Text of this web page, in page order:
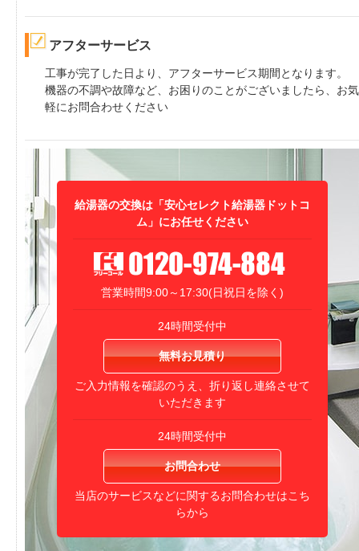
アフターサービス
工事が完了した日より、アフターサービス期間となります。
機器の不調や故障など、お困りのことがございましたら、お気
軽にお問合わせください
給湯器の交換は「安心セレクト給湯器ドットコ
ム」にお任せください
営業時間9:00～17:30(日祝日を除く)
24時間受付中
無料お見積り
ご入力情報を確認のうえ、折り返し連絡させて
いただきます
24時間受付中
お問合わせ
当店のサービスなどに関するお問合わせはこち
らから